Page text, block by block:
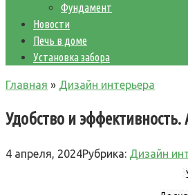
Фундамент
Новости
Печь в доме
Установка забора
Главная » Дизайн интерьера
Удобство и
4 апреля, 2024Рубрика: Дизайн